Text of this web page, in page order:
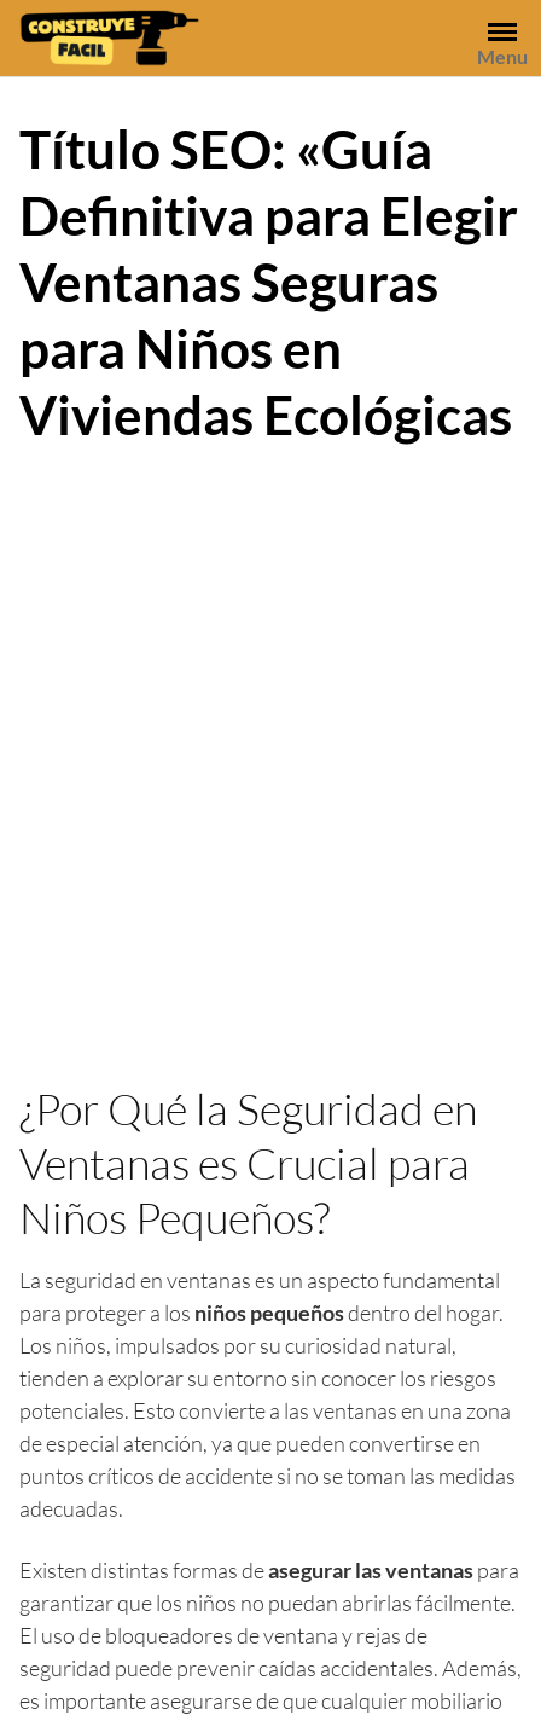
Skip
content
Menu
Título SEO: «Guía
Definitiva para Elegir
Ventanas Seguras
para Niños en
Viviendas Ecológicas
¿Por Qué la Seguridad en
Ventanas es Crucial para
Niños Pequeños?
La seguridad en ventanas es un aspecto fundamental
para proteger a los niños pequeñosdentro del hogar.
Los niños, impulsados por su curiosidad natural,
tienden a explorar su entorno sin conocer los riesgos
potenciales. Esto convierte a las ventanas en una zona
de especial atención, ya que pueden convertirse en
puntos críticos de accidente si no se toman las medidas
adecuadas.
Existen distintas formas deasegurar las ventanaspara
garantizar que los niños no puedan abrirlas fácilmente.
El uso de bloqueadores de ventana y rejas de
seguridad puede prevenir caídas accidentales. Además,
es importante asegurarse de que cualquier mobiliario